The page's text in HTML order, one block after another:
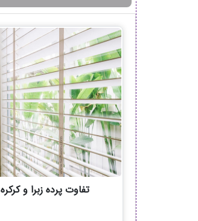
تفاوت پرده زبرا و کرکره